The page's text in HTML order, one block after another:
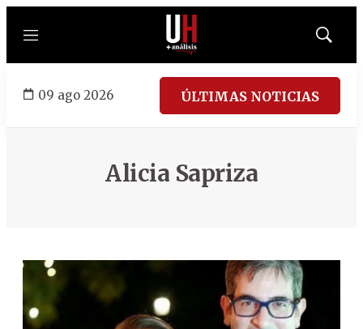
Menú
Mostrar
09 ago 2026 ÚLTIMAS NOTICIAS
Alicia Sapriza